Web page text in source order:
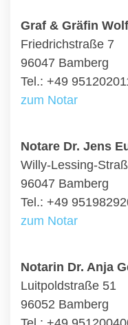
Graf & Gräfin
Friedrichstraße 7
96047 Bamberg
Tel.: +49
zum Notar
Notare Dr. Jens
Willy-Lessing-
96047 Bamberg
Tel.: +49
zum Notar
Notarin Dr. Anja
Luitpoldstraße 51
96052 Bamberg